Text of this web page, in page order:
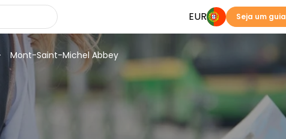
EUR Seja um guia
Mont-Saint-Michel Abbey